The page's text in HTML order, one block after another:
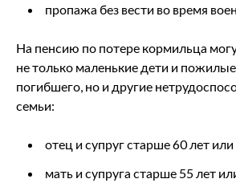
пропажа без вести во время
На пенсию по потере кормильца
не только маленькие дети и
погибшего, но и другие
семьи:
отец и супруг старше 60 лет
мать и супруга старше 55 лет